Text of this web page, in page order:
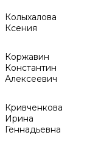
Колыхалова
Ксения
Коржавин
Константин
Алексеевич
Кривченкова
Ирина
Геннадьевна